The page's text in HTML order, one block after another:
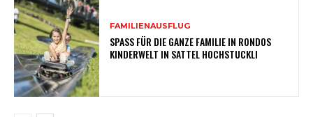
FAMILIENAUSFLUG
SPASS FÜR DIE GANZE FAMILIE IN RONDOS
KINDERWELT IN SATTEL HOCHSTUCKLI